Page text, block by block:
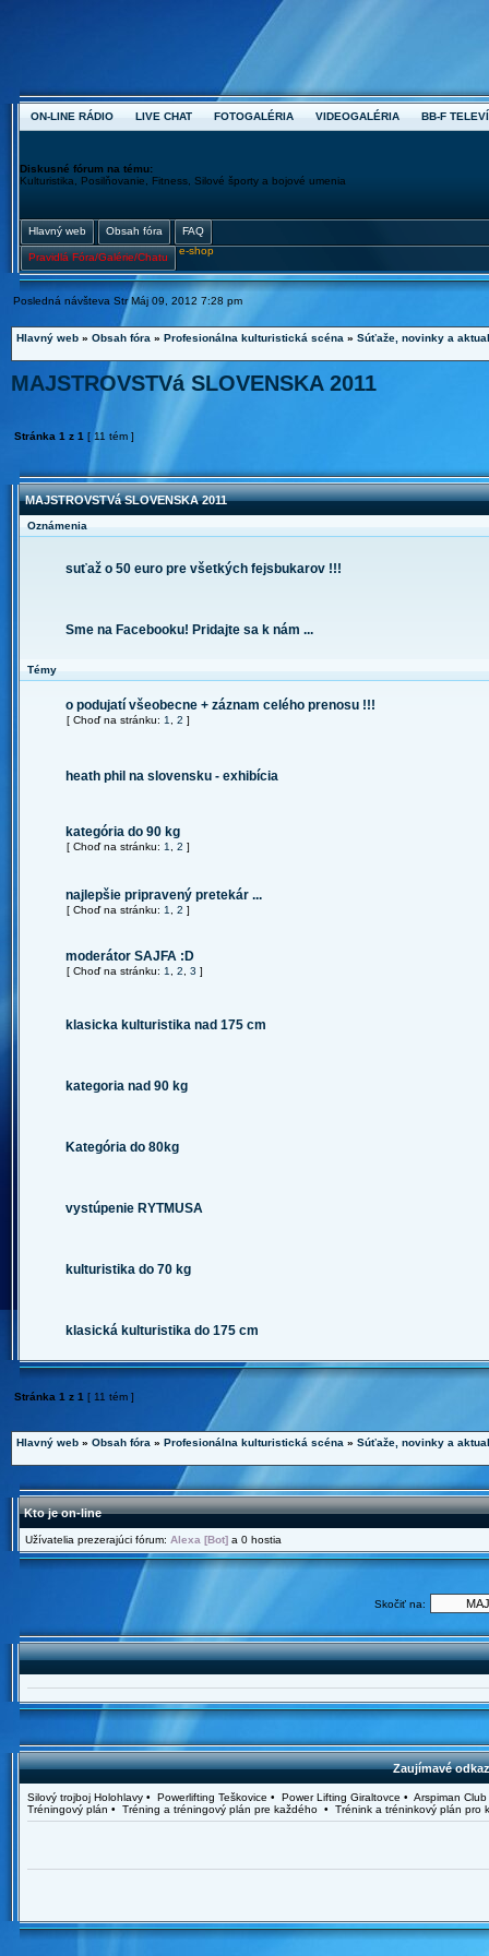
ON-LINE RÁDIO LIVE CHAT FOTOGALÉRIA VIDEOGALÉRIA BB-F
Diskusné fórum na tému:
Kulturistika, Posilňovanie, Fitness, Silové športy a bojové umenia
Hlavný web Obsah fóra FAQ
Pravidlá Fóra/Galérie/Chatu
e-shop
Posledná návšteva Str Máj 09, 2012 7:28 pm
Hlavný web » Obsah fóra » Profesionálna kulturistická scéna » Súťaže, novinky a
MAJSTROVSTVá SLOVENSKA 2011
Stránka 1 z 1 [ 11 tém ]
MAJSTROVSTVá SLOVENSKA 2011
Oznámenia
suťaž o 50 euro pre všetkých fejsbukarov !!!
Sme na Facebooku! Pridajte sa k nám ...
Témy
o podujatí všeobecne + záznam celého prenosu !!!
[ Choď na stránku: 1 2 ]
heath phil na slovensku - exhibícia
kategória do 90 kg
[ Choď na stránku: 1 2 ]
najlepšie pripravený pretekár ...
[ Choď na stránku: 1 2 ]
moderátor SAJFA :D
[ Choď na stránku: 1 2 3 ]
klasicka kulturistika nad 175 cm
kategoria nad 90 kg
Kategória do 80kg
vystúpenie RYTMUSA
kulturistika do 70 kg
klasická kulturistika do 175 cm
Stránka 1 z 1 [ 11 tém ]
Hlavný web » Obsah fóra » Profesionálna kulturistická scéna » Súťaže, novinky a
Kto je on-line
Užívatelia prezerajúci fórum: Alexa [Bot] a 0 hostia
Skočiť na:
Zaujímavé
Silový trojboj Holohlavy • Powerlifting Teškovice • Power Lifting Giraltovce • Arspiman
Tréningový plán • Tréning a tréningový plán pre každého • Trénink a tréninkový plán pro